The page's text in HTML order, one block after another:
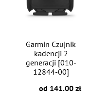
Garmin Czujnik
kadencji 2
generacji [010-
12844-00]
od 141.00 zł